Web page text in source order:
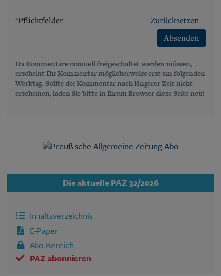
*Pflichtfelder
Zurücksetzen
Absenden
Da Kommentare manuell freigeschaltet werden müssen,
erscheint Ihr Kommentar möglicherweise erst am folgenden
Werktag. Sollte der Kommentar nach längerer Zeit nicht
erscheinen, laden Sie bitte in Ihrem Browser diese Seite neu!
Die aktuelle PAZ 32/2026
Inhaltsverzeichnis
E-Paper
Abo Bereich
PAZ abonnieren